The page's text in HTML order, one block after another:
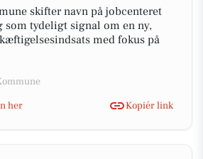
skifter navn på jobcenteret
som tydeligt signal om en ny,
med fokus på
her
Kopiér link